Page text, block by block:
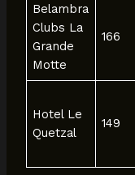
Belambra
Clubs La
Grande
Motte
166
Hotel Le
Quetzal
149